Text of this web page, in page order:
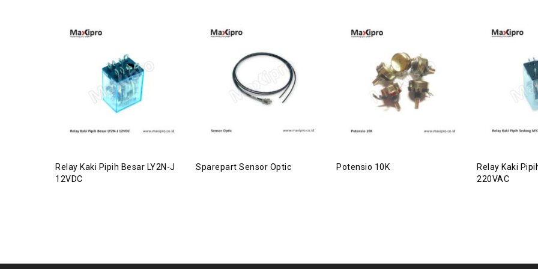
Relay Kaki Pipih Besar LY2N-J
12VDC
Sparepart Sensor Optic Potensio 10K
Relay Kaki
220VAC